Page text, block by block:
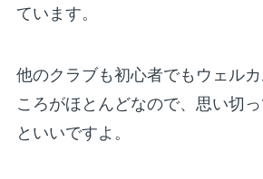
ています。
他のクラブも初心者でもウェル
ころがほとんどなので、思い切
といいですよ。